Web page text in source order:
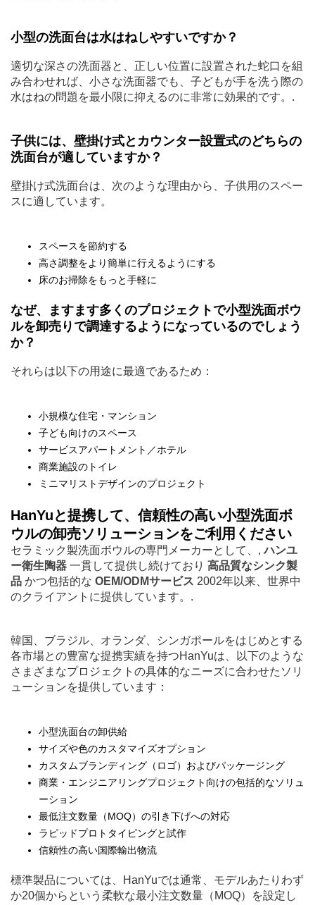
小型の洗面台は水はねしやすいですか？
適切な深さの洗面器と、正しい位置に設置された蛇口を組
み合わせれば、小さな洗面器でも、子どもが手を洗う際の
水はねの問題を最小限に抑えるのに非常に効果的です。.
子供には、壁掛け式とカウンター設置式のどちらの
洗面台が適していますか？
壁掛け式洗面台は、次のような理由から、子供用のスペー
スに適しています。
スペースを節約する
高さ調整をより簡単に行えるようにする
床のお掃除をもっと手軽に
なぜ、ますます多くのプロジェクトで小型洗面ボウ
ルを卸売りで調達するようになっているのでしょう
か？
それらは以下の用途に最適であるため：
小規模な住宅・マンション
子ども向けのスペース
サービスアパートメント／ホテル
商業施設のトイレ
ミニマリストデザインのプロジェクト
HanYuと提携して、信頼性の高い小型洗面ボ
ウルの卸売ソリューションをご利用ください
セラミック製洗面ボウルの専門メーカーとして、,ハンユ
ー衛生陶器 一貫して提供し続けており 高品質なシンク製
品 かつ包括的な OEM/ODMサービス 2002年以来、世界中
のクライアントに提供しています。.
韓国、ブラジル、オランダ、シンガポールをはじめとする
各市場との豊富な提携実績を持つHanYuは、以下のような
さまざまなプロジェクトの具体的なニーズに合わせたソリ
ューションを提供しています：
小型洗面台の卸供給
サイズや色のカスタマイズオプション
カスタムブランディング（ロゴ）およびパッケージング
商業・エンジニアリングプロジェクト向けの包括的なソリュ
ーション
最低注文数量（MOQ）の引き下げへの対応
ラピッドプロトタイピングと試作
信頼性の高い国際輸出物流
標準製品については、HanYuでは通常、モデルあたりわず
か20個からという柔軟な最小注文数量（MOQ）を設定し